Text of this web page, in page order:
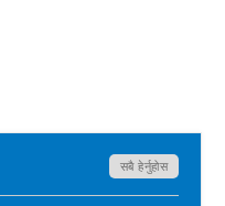
सबै हेर्नुहोस